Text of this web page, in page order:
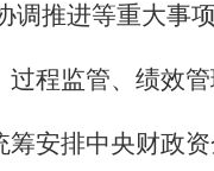
调推进等重大事
过程监管、绩效管
筹安排中央财政资